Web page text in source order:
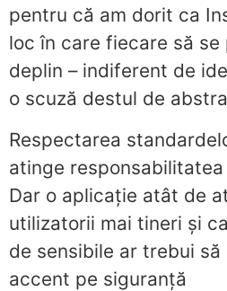
pentru că am dorit ca
loc în care fiecare să
deplin – indiferent de
o scuză destul de
Respectarea
atinge
Dar o aplicație atât de
utilizatorii mai tineri și
de sensibile ar trebui să
accent pe siguranță